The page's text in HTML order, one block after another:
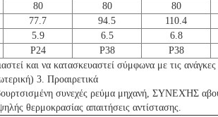
80 80 80
77.7 94.5 110.4
5.9 6.5 6.8
P24 P38 P38
και να κατασκευαστεί σύμφωνα με τις
3. Προαιρετικά
συνεχές ρεύμα μηχανή, ΣΥΝΕΧΉΣ
θερμοκρασίας απαιτήσεις αντίστασης.